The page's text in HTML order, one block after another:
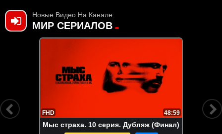
Новые Видео На Канале:
МИР СЕРИАЛОВ
FHD 48:59
Мыс страха. 10 серия. Дубляж (Финал)